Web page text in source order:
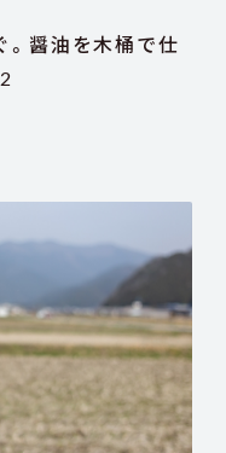
。醤油を木桶で仕